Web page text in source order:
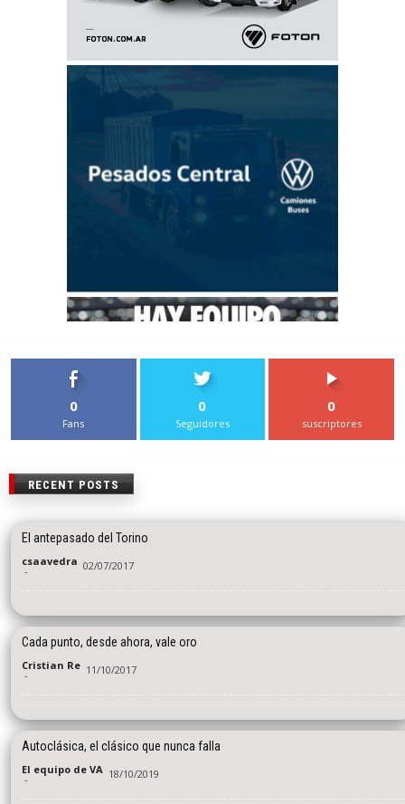
0
Fans
0
Seguidores
0
suscriptores
RECENT POSTS
El antepasado del Torino
csaavedra
- 02/07/2017
Cada punto, desde ahora, vale oro
Cristian Re
- 11/10/2017
Autoclásica, el clásico que nunca falla
El equipo de VA
- 18/10/2019